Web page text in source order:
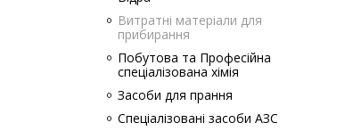
Витратні матеріали для
прибирання
Побутова та Професійна
спеціалізована хімія
Засоби для прання
Спеціалізовані засоби АЗС